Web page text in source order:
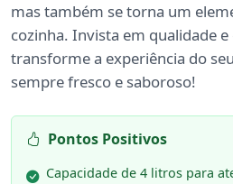
mas também se torna um
cozinha. Invista em qualidade e
transforme a experiência do
sempre fresco e saboroso!
Pontos Positivos
Capacidade de 4 litros para